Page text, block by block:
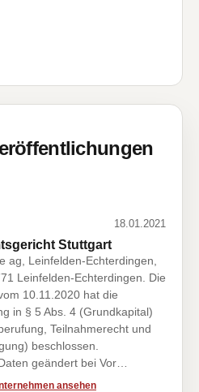
18.01.2021
Stuttgart
ag, Leinfelden-Echterdingen,
Leinfelden-Echterdingen. Die
10.11.2020 hat die
in § 5 Abs. 4 (Grundkapital)
Teilnahmerecht und
beschlossen.
geändert bei Vor…
ansehen